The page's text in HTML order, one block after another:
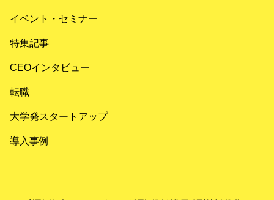
イベント・セミナー
特集記事
CEOインタビュー
転職
大学発スタートアップ
導入事例